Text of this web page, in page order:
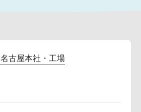
名古屋本社・工場